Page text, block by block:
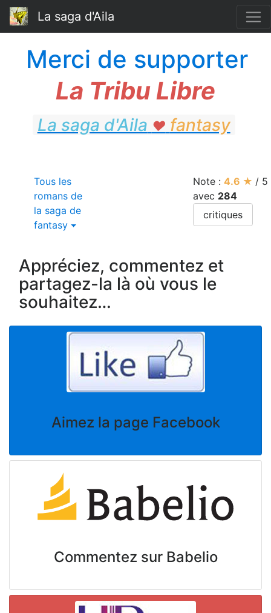
La saga d'Aila
Merci de supporter
La Tribu Libre
La saga d'Aila ♥ fantasy
Tous les
romans de
la saga de
fantasy
Note : 4.6 ★ / 5
avec 284
critiques
Appréciez, commentez et
partagez-la là où vous le
souhaitez…
Aimez la page Facebook
Commentez sur Babelio